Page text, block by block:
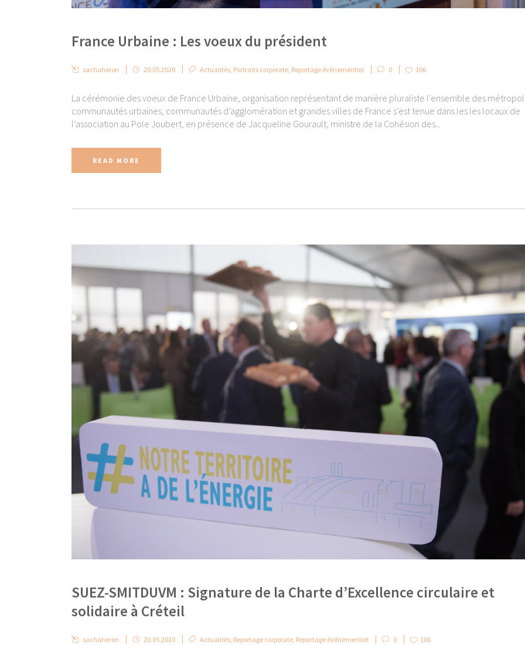
France Urbaine : Les voeux du président
sachaheron 20.05.2020 Actualités Portraits corporate Reportage événementiel 0 106
La cérémonie des voeux de France Urbaine, organisation représentant de manière pluraliste l’ensemble des
communautés urbaines, communautés d’agglomération et grandes villes de France s’est tenue dans les les locaux de
l’association au Pole Joubert, en présence de Jacqueline Gourault, ministre de la Cohésion des...
READ MORE
SUEZ-SMITDUVM : Signature de la Charte d’Excellence circulaire et
solidaire à Créteil
sachaheron 20.05.2020 Actualités, Reportage corporate, Reportage événementiel 0 106